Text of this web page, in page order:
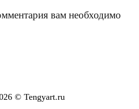
вам необходимо
© Tengyart.ru